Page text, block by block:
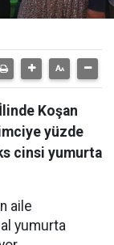
Koşan
yüzde
cinsi yumurta
aile
yumurta